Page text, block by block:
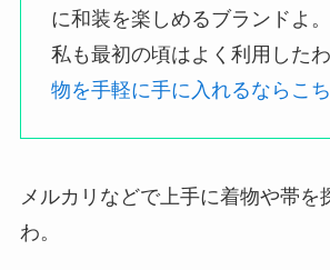
に和装を楽しめるブランドよ。
私も最初の頃はよく利用した
物を手軽に手に入れるならこ
メルカリなどで上手に着物や帯を
わ。